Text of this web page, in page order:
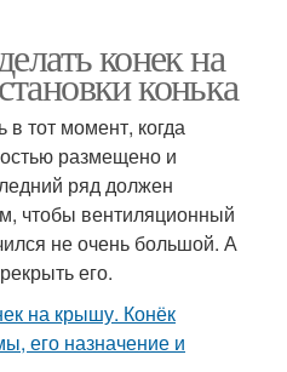
конек на
конька
в тот момент, когда
размещено и
ряд должен
чтобы вентиляционный
не очень большой. А
его.